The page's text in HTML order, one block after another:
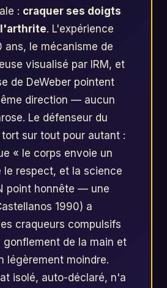
: craquer ses doigts
l'arthrite. L'expérience
ans, le mécanisme de
visualisé par IRM, et
de DeWeber pointent
direction — aucun
Le défenseur du
sur tout pour autant :
« le corps envoie un
le respect, et la science
point honnête — une
1990) a
craqueurs compulsifs
gonflement de la main et
légèrement moindre.
isolé, auto-déclaré, n'a